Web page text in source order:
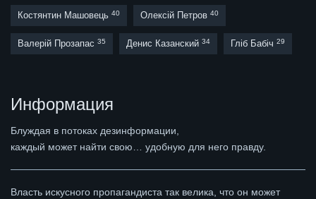
Костянтин Машовець 40 Олексій Петров 40
Валерій Прозапас 35 Денис Казанский 34 Гліб Бабіч 29
Информация
Блуждая в потоках дезинформации,
каждый может найти свою… удобную для него правду.
Власть искусного пропагандиста так велика, что он может